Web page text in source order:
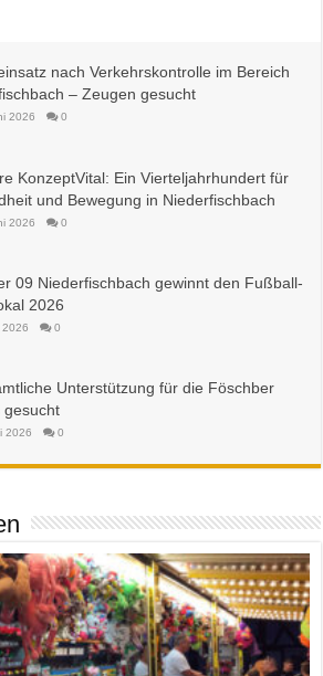
nach Verkehrskontrolle im Bereich
– Zeugen gesucht
2026 0
KonzeptVital: Ein Vierteljahrhundert für
und Bewegung in Niederfischbach
2026 0
09 Niederfischbach gewinnt den Fußball-
2026
2026 0
Unterstützung für die Föschber
gesucht
2026 0